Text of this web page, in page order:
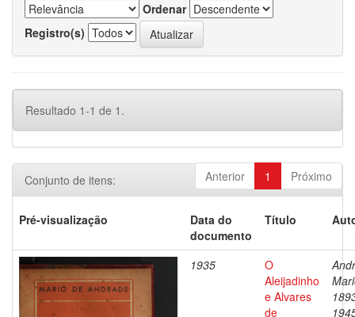
Ordenar
Registro(s)
Resultado 1-1 de 1.
Anterior 1 Próximo
Conjunto de itens:
Pré-visualização
Data do
documento
Título
1935
O
Aleijadinho
e Alvares
de